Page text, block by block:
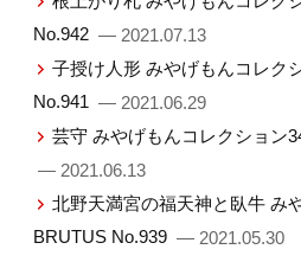
No.942 — 2021.07.13
子授け人形 みやげもんコレク
No.941 — 2021.06.29
芸守 みやげもんコレクション
— 2021.06.13
北野天満宮の福天神と臥牛 み
BRUTUS No.939 — 2021.05.30